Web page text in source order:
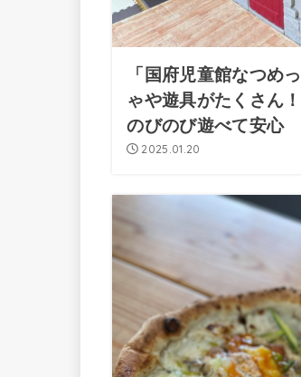
「国府児童館なつめ
ゃや遊具がたくさん
のびのび遊べて安心
2025.01.20